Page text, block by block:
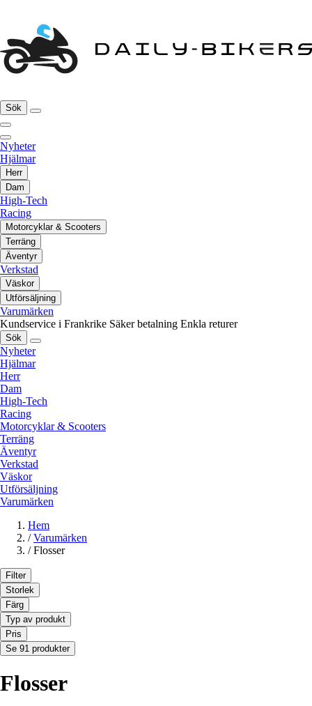
Sök
Nyheter
Hjälmar
Herr
Dam
High-Tech
Racing
Motorcyklar & Scooters
Terräng
Äventyr
Verkstad
Väskor
Utförsäljning
Varumärken
Kundservice i Frankrike Säker betalning Enkla returer
Sök
Nyheter
Hjälmar
Herr
Dam
High-Tech
Racing
Motorcyklar & Scooters
Terräng
Äventyr
Verkstad
Väskor
Utförsäljning
Varumärken
Hem
/ Varumärken
/ Flosser
Filter
Storlek
Färg
Typ av produkt
Pris
Se 91 produkter
Flosser